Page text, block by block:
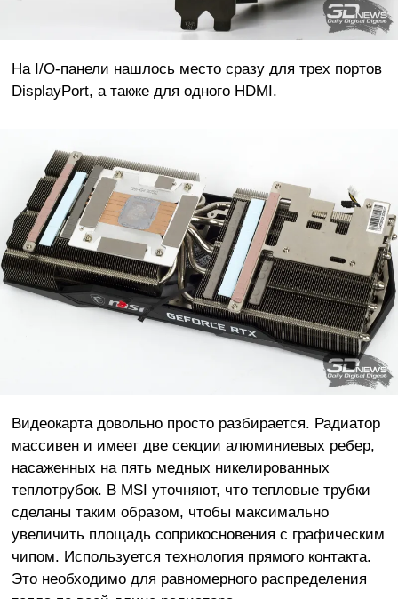
На I/O-панели нашлось место сразу для трех портов
DisplayPort, а также для одного HDMI.
Видеокарта довольно просто разбирается. Радиатор
массивен и имеет две секции алюминиевых ребер,
насаженных на пять медных никелированных
теплотрубок. В MSI уточняют, что тепловые трубки
сделаны таким образом, чтобы максимально
увеличить площадь соприкосновения с графическим
чипом. Используется технология прямого контакта.
Это необходимо для равномерного распределения